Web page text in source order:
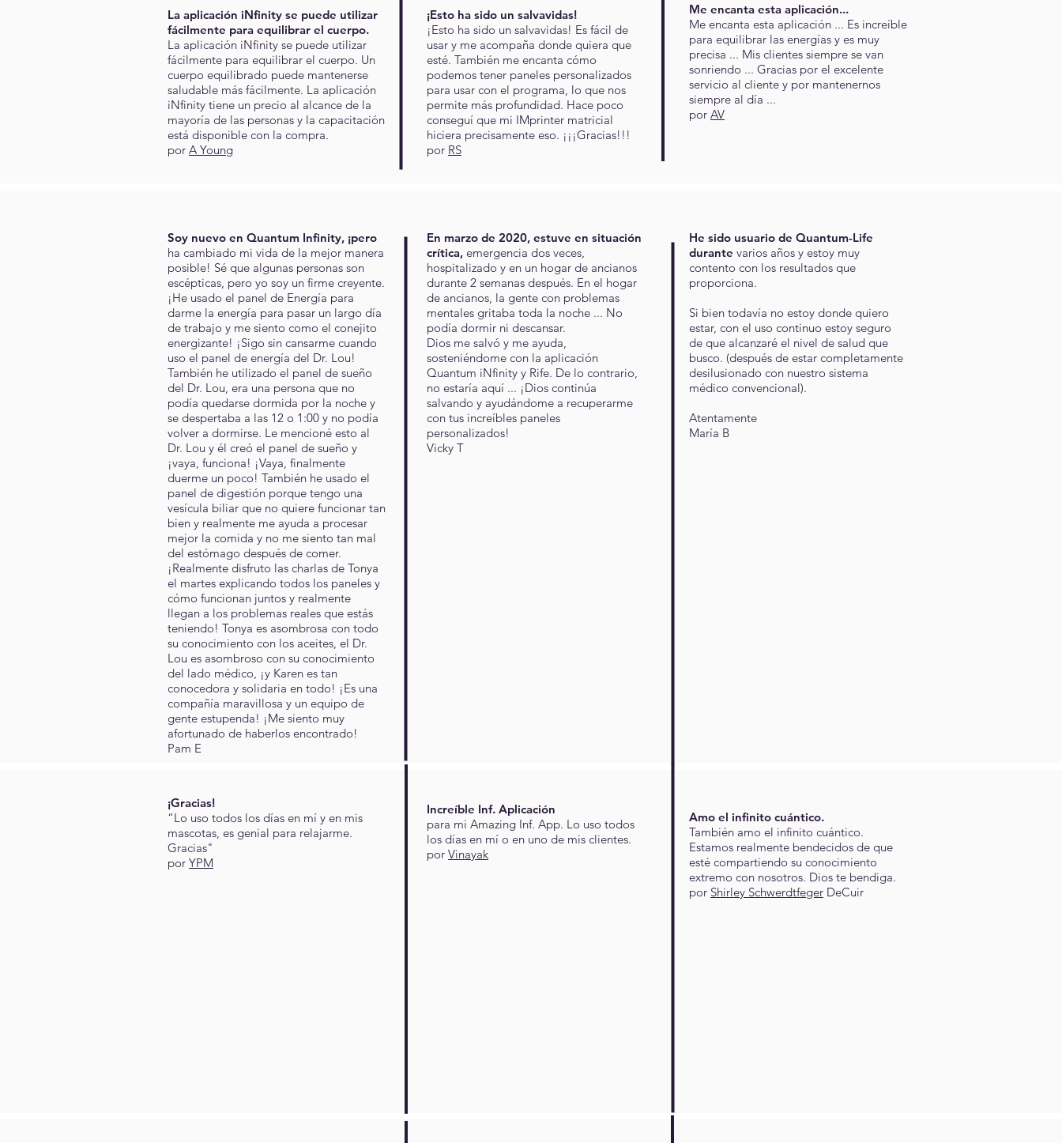
La aplicación iNfinity se puede utilizar
fácilmente para equilibrar el cuerpo.
La aplicación iNfinity se puede utilizar
fácilmente para equilibrar el cuerpo. Un
cuerpo equilibrado puede mantenerse
saludable más fácilmente. La aplicación
iNfinity tiene un precio al alcance de la
mayoría de las personas y la capacitación
está disponible con la compra.
por A Young
¡Esto ha sido un salvavidas!
¡Esto ha sido un salvavidas! Es fácil de
usar y me acompaña donde quiera que
esté. También me encanta cómo
podemos tener paneles personalizados
para usar con el programa, lo que nos
permite más profundidad. Hace poco
conseguí que mi IMprinter matricial
hiciera precisamente eso. ¡¡¡Gracias!!!
por RS
Me encanta esta aplicación...
Me encanta esta aplicación ... Es increíble
para equilibrar las energías y es muy
precisa ... Mis clientes siempre se van
sonriendo ... Gracias por el excelente
servicio al cliente y por mantenernos
siempre al día ...
por AV
Soy nuevo en Quantum Infinity, ¡pero
ha cambiado mi vida de la mejor manera
posible! Sé que algunas personas son
escépticas, pero yo soy un firme creyente.
¡He usado el panel de Energía para
darme la energía para pasar un largo día
de trabajo y me siento como el conejito
energizante! ¡Sigo sin cansarme cuando
uso el panel de energía del Dr. Lou!
También he utilizado el panel de sueño
del Dr. Lou, era una persona que no
podía quedarse dormida por la noche y
se despertaba a las 12 o 1:00 y no podía
volver a dormirse. Le mencioné esto al
Dr. Lou y él creó el panel de sueño y
¡vaya, funciona! ¡Vaya, finalmente
duerme un poco! También he usado el
panel de digestión porque tengo una
vesícula biliar que no quiere funcionar tan
bien y realmente me ayuda a procesar
mejor la comida y no me siento tan mal
del estómago después de comer.
¡Realmente disfruto las charlas de Tonya
el martes explicando todos los paneles y
cómo funcionan juntos y realmente
llegan a los problemas reales que estás
teniendo! Tonya es asombrosa con todo
su conocimiento con los aceites, el Dr.
Lou es asombroso con su conocimiento
del lado médico, ¡y Karen es tan
conocedora y solidaria en todo! ¡Es una
compañía maravillosa y un equipo de
gente estupenda! ¡Me siento muy
afortunado de haberlos encontrado!
Pam E
En marzo de 2020, estuve en situación
crítica, emergencia dos veces,
hospitalizado y en un hogar de ancianos
durante 2 semanas después. En el hogar
de ancianos, la gente con problemas
mentales gritaba toda la noche ... No
podía dormir ni descansar.
Dios me salvó y me ayuda,
sosteniéndome con la aplicación
Quantum iNfinity y Rife. De lo contrario,
no estaría aquí ... ¡Dios continúa
salvando y ayudándome a recuperarme
con tus increíbles paneles
personalizados!
Vicky T
He sido usuario de Quantum-Life
durante varios años y estoy muy
contento con los resultados que
proporciona.
Si bien todavía no estoy donde quiero
estar, con el uso continuo estoy seguro
de que alcanzaré el nivel de salud que
busco. (después de estar completamente
desilusionado con nuestro sistema
médico convencional).
Atentamente
María B
¡Gracias!
“Lo uso todos los días en mí y en mis
mascotas, es genial para relajarme.
Gracias"
por YPM
Increíble Inf. Aplicación
para mi Amazing Inf. App. Lo uso todos
los días en mí o en uno de mis clientes.
por Vinayak
Amo el infinito cuántico.
También amo el infinito cuántico.
Estamos realmente bendecidos de que
esté compartiendo su conocimiento
extremo con nosotros. Dios te bendiga.
por Shirley Schwerdtfeger DeCuir